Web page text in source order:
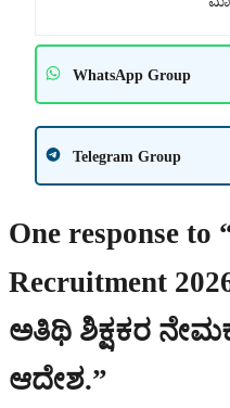
WhatsApp Group
Telegram Group
One response to
Recruitment
ಅತಿಥಿ ಶಿಕ್ಷಕರ
ಆದೇಶ.”